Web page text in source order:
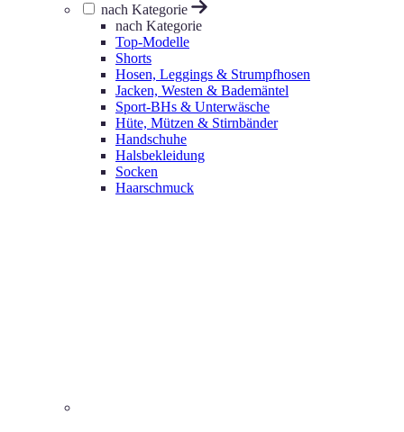
nach Kategorie
nach Kategorie
Top-Modelle
Shorts
Hosen, Leggings & Strumpfhosen
Jacken, Westen & Bademäntel
Sport-BHs & Unterwäsche
Hüte, Mützen & Stirnbänder
Handschuhe
Halsbekleidung
Socken
Haarschmuck